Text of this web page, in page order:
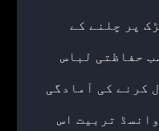
پر چلنے کے
حفاظتی لباس
کرنے کی آمادگی
تربیت اس